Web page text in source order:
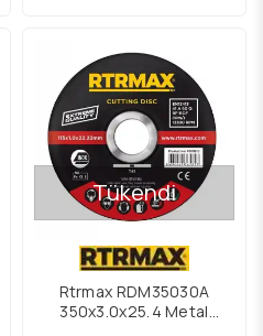
Tükendi
Rtrmax RDM35030A
350x3.0x25,4 Metal